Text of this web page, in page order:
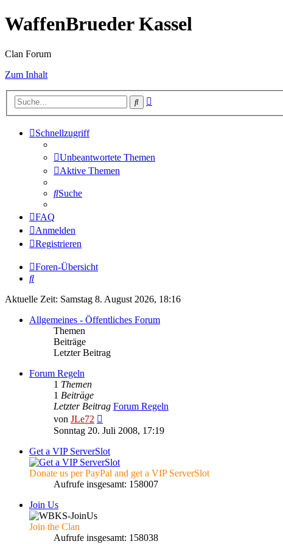
WaffenBrueder Kassel
Clan Forum
Zum Inhalt
Suche
Schnellzugriff
Unbeantwortete Themen
Aktive Themen
Suche
FAQ
Anmelden
Registrieren
Foren-Übersicht
Suche
Aktuelle Zeit: Samstag 8. August 2026, 18:16
Allgemeines - Öffentliches Forum
Themen
Beiträge
Letzter Beitrag
Forum Regeln
1 Themen
1 Beiträge
Letzter Beitrag Forum Regeln
von JLe72
Beitrag
Sonntag 20. Juli 2008, 17:19
Get a VIP ServerSlot
Donate us per PayPal and get a VIP ServerSlot
Aufrufe insgesamt: 158007
Join Us
Join the Clan
Aufrufe insgesamt: 158038